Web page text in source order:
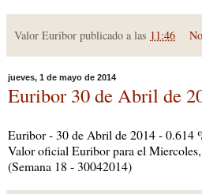
Valor Euribor publicado a las 11:46
jueves, 1 de mayo de 2014
Euribor 30 de Abril de
Euribor - 30 de Abril de 2014 - 0.614
Valor oficial Euribor para el
(Semana 18 - 30042014)